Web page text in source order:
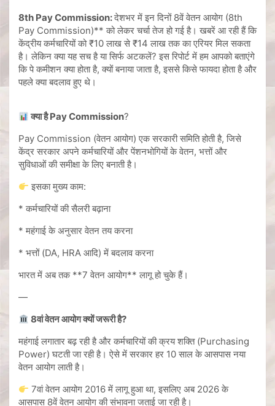
8th Pay Commission:देशभर में इन दिनों 8वें वेतन आयोग (8th
Pay Commission)** को लेकर चर्चा तेज हो गई है। खबरें आ रही हैं कि
केंद्रीय कर्मचारियों को ₹10 लाख से ₹14 लाख तक का एरियर मिल सकता
है। लेकिन क्या यह सच है या सिर्फ अटकलें? इस रिपोर्ट में हम आपको बताएंगे
कि पे कमीशन क्या होता है, क्यों बनाया जाता है, इससे किसे फायदा होता है और
पहले क्या बदलाव हुए थे।
क्या है Pay Commission?
Pay Commission (वेतन आयोग) एक सरकारी समिति होती है, जिसे
केंद्र सरकार अपने कर्मचारियों और पेंशनभोगियों के वेतन, भत्तों और
सुविधाओं की समीक्षा के लिए बनाती है।
इसका मुख्य काम:
* कर्मचारियों की सैलरी बढ़ाना
* महंगाई के अनुसार वेतन तय करना
* भत्तों (DA, HRA आदि) में बदलाव करना
भारत में अब तक **7 वेतन आयोग** लागू हो चुके हैं।
—
8वां वेतन आयोग क्यों जरूरी है?
महंगाई लगातार बढ़ रही है और कर्मचारियों की क्रय शक्ति (Purchasing
Power) घटती जा रही है। ऐसे में सरकार हर 10 साल के आसपास नया
वेतन आयोग लाती है।
7वां वेतन आयोग 2016 में लागू हुआ था, इसलिए अब 2026 के
आसपास 8वें वेतन आयोग की संभावना जताई जा रही है।